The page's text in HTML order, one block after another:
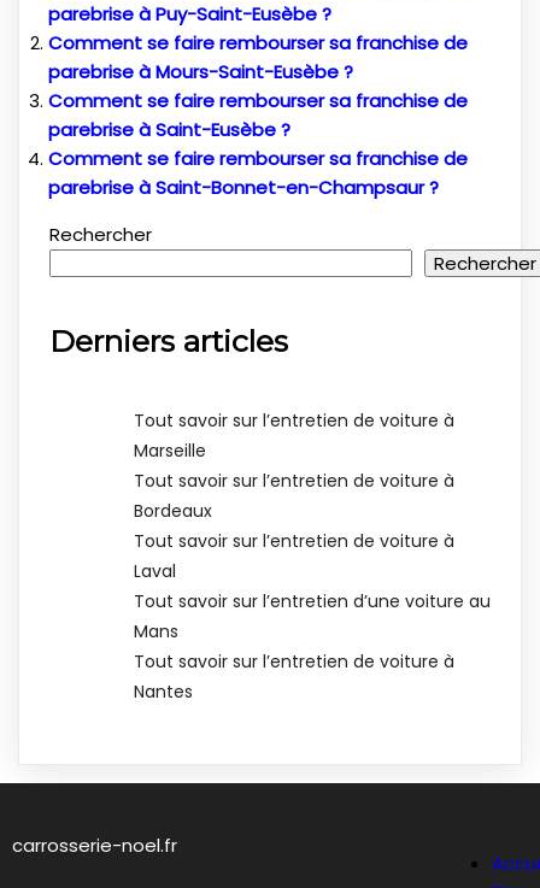
parebrise à Puy-Saint-Eusèbe ?
Comment se faire rembourser sa franchise de
parebrise à Mours-Saint-Eusèbe ?
Comment se faire rembourser sa franchise de
parebrise à Saint-Eusèbe ?
Comment se faire rembourser sa franchise de
parebrise à Saint-Bonnet-en-Champsaur ?
Rechercher
Rechercher
Derniers articles
Tout savoir sur l’entretien de voiture à
Marseille
Tout savoir sur l’entretien de voiture à
Bordeaux
Tout savoir sur l’entretien de voiture à
Laval
Tout savoir sur l’entretien d’une voiture au
Mans
Tout savoir sur l’entretien de voiture à
Nantes
carrosserie-noel.fr